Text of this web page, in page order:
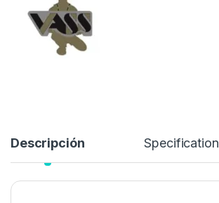
Descripción Specification